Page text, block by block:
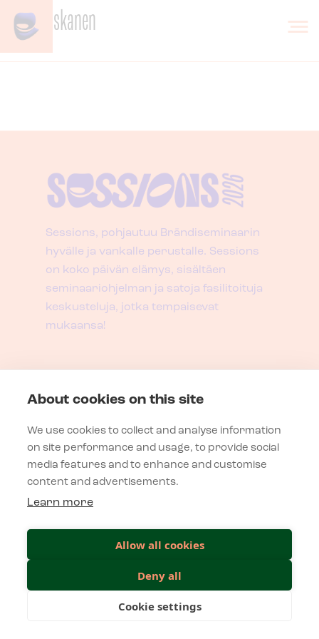
About cookies on this site
We use cookies to collect and analyse information
on site performance and usage, to provide social
media features and to enhance and customise
content and advertisements.
Learn more
Allow all cookies
Deny all
Cookie settings
Skip to content
Kalle Ruuskanen
UNLEASH YOUR CREATIVE
Sessions, pohjautuu Brändiseminaarin
hyvälle ja vankalle perustalle. Sessions
on koko päivän elämys, sisältäen
seminaariohjelman ja satoja fasilitoituja
keskusteluja, jotka tempaisevat
mukaansa!
Tietosuojaseloste